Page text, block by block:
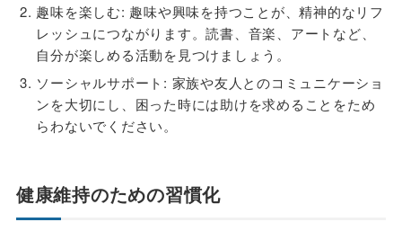
趣味を楽しむ: 趣味や興味を持つことが、精神的なリフ
レッシュにつながります。読書、音楽、アートなど、
自分が楽しめる活動を見つけましょう。
ソーシャルサポート: 家族や友人とのコミュニケーショ
ンを大切にし、困った時には助けを求めることをため
らわないでください。
健康維持のための習慣化